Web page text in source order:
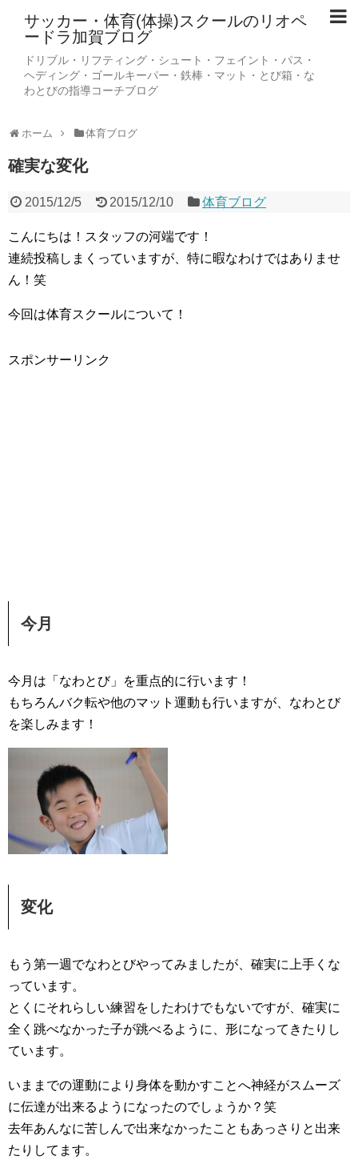
サッカー・体育(体操)スクールのリオペ
ードラ加賀ブログ
ドリブル・リフティング・シュート・フェイント・パス・
ヘディング・ゴールキーパー・鉄棒・マット・とび箱・な
わとびの指導コーチブログ
ホーム 体育ブログ
確実な変化
2015/12/5 2015/12/10 体育ブログ
こんにちは！スタッフの河端です！
連続投稿しまくっていますが、特に暇なわけではありませ
ん！笑
今回は体育スクールについて！
スポンサーリンク
今月
今月は「なわとび」を重点的に行います！
もちろんバク転や他のマット運動も行いますが、なわとび
を楽しみます！
変化
もう第一週でなわとびやってみましたが、確実に上手くな
っています。
とくにそれらしい練習をしたわけでもないですが、確実に
全く跳べなかった子が跳べるように、形になってきたりし
ています。
いままでの運動により身体を動かすことへ神経がスムーズ
に伝達が出来るようになったのでしょうか？笑
去年あんなに苦しんで出来なかったこともあっさりと出来
たりしてます。